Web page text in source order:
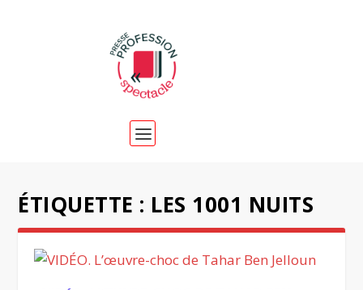
ÉTIQUETTE : LES 1001 NUITS